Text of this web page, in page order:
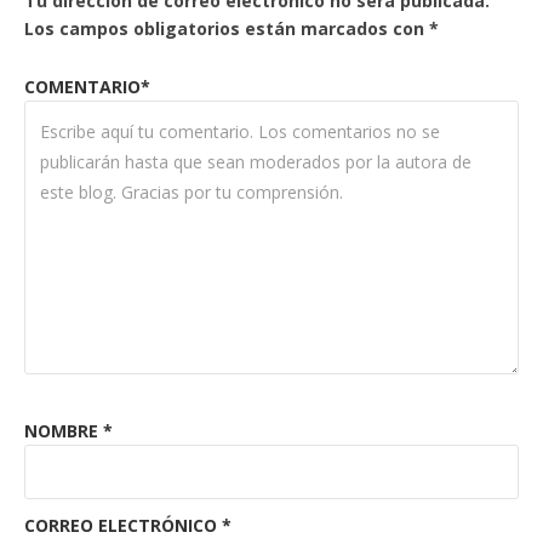
Los campos obligatorios están marcados con *
COMENTARIO*
NOMBRE *
CORREO ELECTRÓNICO *